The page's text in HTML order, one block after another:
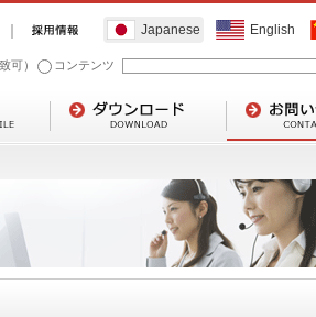
Japanese English
可） コンテンツ